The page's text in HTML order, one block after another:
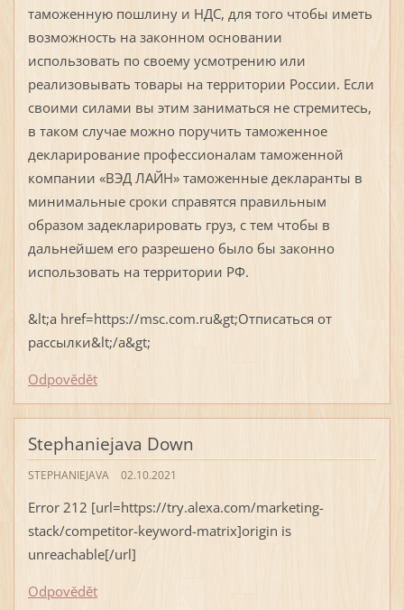
таможенную пошлину и НДС, для того чтобы иметь
возможность на законном основании
использовать по своему усмотрению или
реализовывать товары на территории России. Если
своими силами вы этим заниматься не стремитесь,
в таком случае можно поручить таможенное
декларирование профессионалам таможенной
компании «ВЭД ЛАЙН» таможенные декларанты в
минимальные сроки справятся правильным
образом задекларировать груз, с тем чтобы в
дальнейшем его разрешено было бы законно
использовать на территории РФ.
&lt;a href=https://msc.com.ru&gt;Отписаться от
рассылки&lt;/a&gt;
Odpovědět
Stephaniejava Down
STEPHANIEJAVA 02.10.2021
Error 212 [url=https://try.alexa.com/marketing-
stack/competitor-keyword-matrix]origin is
unreachable[/url]
Odpovědět